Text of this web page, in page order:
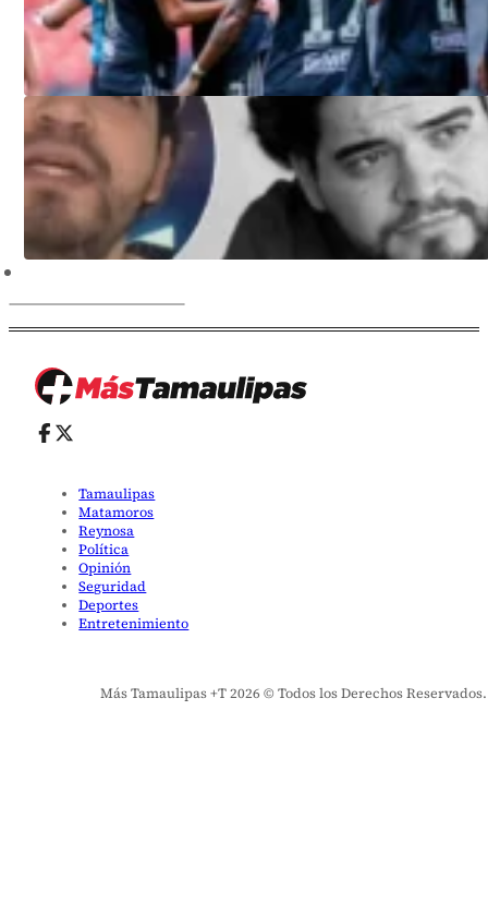
Tamaulipas
Matamoros
Reynosa
Política
Opinión
Seguridad
Deportes
Entretenimiento
Más Tamaulipas +T 2026 © Todos los Derechos